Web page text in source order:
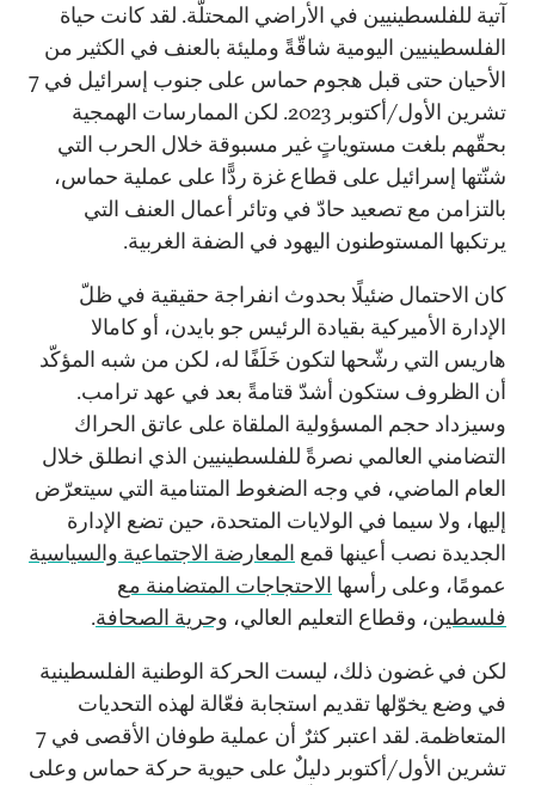
آتية للفلسطينيين في الأراضي المحتلّة. لقد كانت حياة
الفلسطينيين اليومية شاقّةً ومليئة بالعنف في الكثير من
الأحيان حتى قبل هجوم حماس على جنوب إسرائيل في 7
تشرين الأول/أكتوبر 2023. لكن الممارسات الهمجية
بحقّهم بلغت مستوياتٍ غير مسبوقة خلال الحرب التي
شنّتها إسرائيل على قطاع غزة ردًّا على عملية حماس،
بالتزامن مع تصعيد حادّ في وتائر أعمال العنف التي
يرتكبها المستوطنون اليهود في الضفة الغربية.
كان الاحتمال ضئيلًا بحدوث انفراجة حقيقية في ظلّ
الإدارة الأميركية بقيادة الرئيس جو بايدن، أو كامالا
هاريس التي رشّحها لتكون خَلَفًا له، لكن من شبه المؤكّد
أن الظروف ستكون أشدّ قتامةً بعد في عهد ترامب.
وسيزداد حجم المسؤولية الملقاة على عاتق الحراك
التضامني العالمي نصرةً للفلسطينيين الذي انطلق خلال
العام الماضي، في وجه الضغوط المتنامية التي سيتعرّض
إليها، ولا سيما في الولايات المتحدة، حين تضع الإدارة
الجديدة نصب أعينها قمع المعارضة الاجتماعية والسياسية
عمومًا، وعلى رأسها الاحتجاجات المتضامنة مع
فلسطين، وقطاع التعليم العالي، وحرية الصحافة.
لكن في غضون ذلك، ليست الحركة الوطنية الفلسطينية
في وضع يخوّلها تقديم استجابة فعّالة لهذه التحديات
المتعاظمة. لقد اعتبر كثرٌ أن عملية طوفان الأقصى في 7
تشرين الأول/أكتوبر دليلٌ على حيوية حركة حماس وعلى